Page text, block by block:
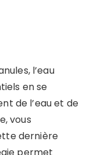
l’eau
en se
de l’eau et de
vous
dernière
permet